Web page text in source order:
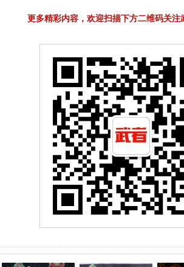
更多精彩内容，欢迎扫描下方二维码关注